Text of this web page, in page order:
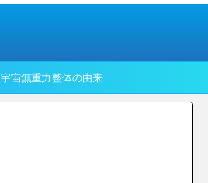
宇宙無重力整体の由来